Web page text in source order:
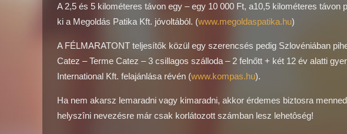
A 2,5 és 5 kilométeres távon egy – egy 10 000 Ft, a10,5 kilométeres
ki a Megoldás Patika Kft. jóvoltából. (www.megoldaspatika.hu)
A FÉLMARATONT teljesítők közül egy szerencsés pedig Szlovéniában
Catez – Terme Catez – 3 csillagos szálloda – 2 felnőtt + két 12 év alatti
International Kft. felajánlása révén (www.kompas.hu).
Ha nem akarsz lemaradni vagy kimaradni, akkor érdemes biztosra
helyszîni nevezésre már csak korlátozott számban lesz lehetôség!